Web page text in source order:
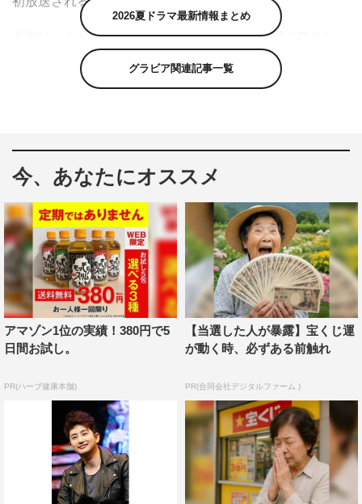
本作は、キングメーカーたちの王位争奪戦を描くアクショ
ンロマンス大作。これまで韓国ドラマでは描かれたことの
ない命理学（四柱推命）をテーマに、史実と絡めながら壮
2026夏ドラマ最新情報まとめ
グラビア関連記事一覧
今、あなたにオススメ
アマゾン1位の実績！380円で5
日間お試し。
PR(ハーブ健康本舗)
【当選した人が暴露】宝くじ運
が動く時、必ずある前触れ
PR(合同会社デジタルファーム )